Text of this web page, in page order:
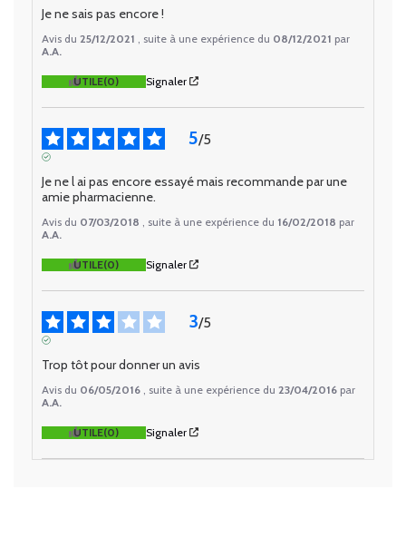
Je ne sais pas encore !
Avis du 25/12/2021 , suite à une expérience du 08/12/2021 par
A.A.
UTILE(0) Signaler
5/5
Je ne l ai pas encore essayé mais recommande par une
amie pharmacienne.
Avis du 07/03/2018 , suite à une expérience du 16/02/2018 par
A.A.
UTILE(0) Signaler
3/5
Trop tôt pour donner un avis
Avis du 06/05/2016 , suite à une expérience du 23/04/2016 par
A.A.
UTILE(0) Signaler